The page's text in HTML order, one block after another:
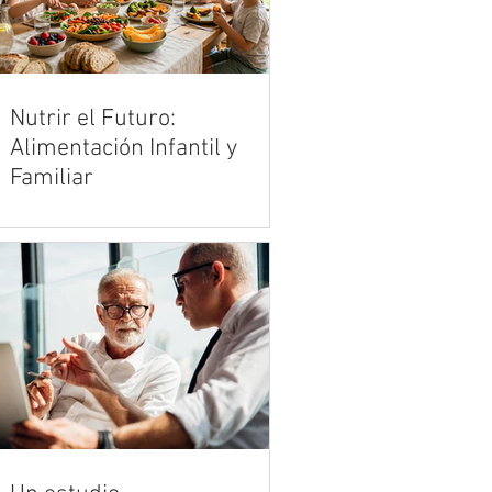
Nutrir el Futuro:
Alimentación Infantil y
Familiar
ultraprocesados es uno de los
mayores desafíos de la crianza
moderna. Vivimos en un entorno
acelerado donde la publicidad y la
comodidad de la comida rápida
compiten de manera desleal con la
cocina tradicional y los alimentos
reales. Sin embargo, en medio de
esta marea de opciones
industrializadas, el hogar sigue